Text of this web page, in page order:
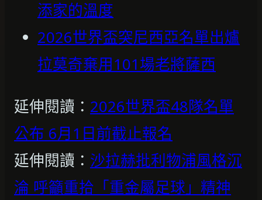
添家的溫度
2026世界盃突尼西亞名單出爐
拉莫奇棄用101場老將薩西
延伸閱讀： 2026世界盃48隊名單
公布 6月1日前截止報名
延伸閱讀： 沙拉赫批利物浦風格沉
淪 呼籲重拾「重金屬足球」精神